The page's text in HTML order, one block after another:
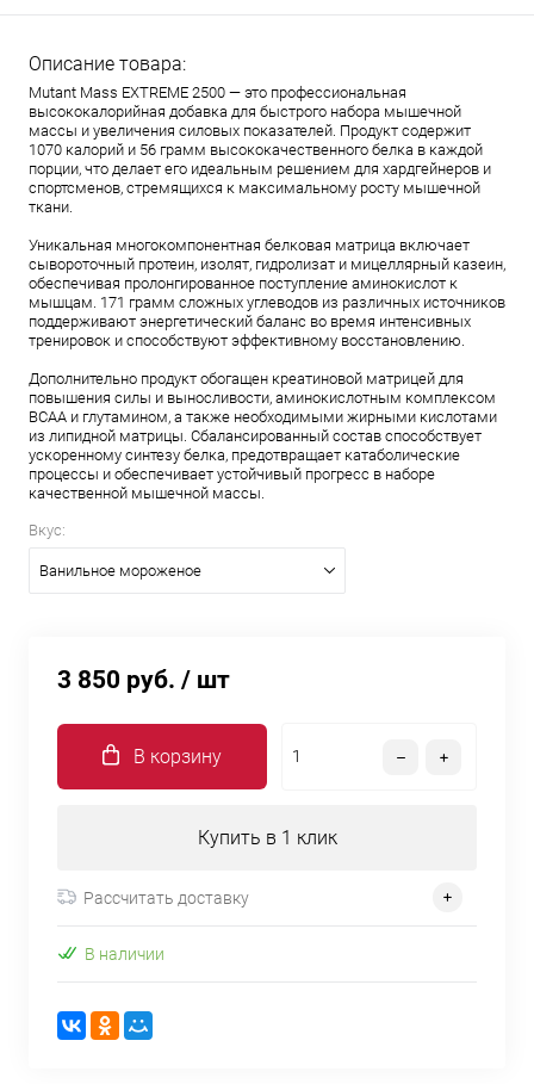
Описание товара:
Mutant Mass EXTREME 2500 — это профессиональная
высококалорийная добавка для быстрого набора мышечной
массы и увеличения силовых показателей. Продукт содержит
1070 калорий и 56 грамм высококачественного белка в каждой
порции, что делает его идеальным решением для хардгейнеров и
спортсменов, стремящихся к максимальному росту мышечной
ткани.
Уникальная многокомпонентная белковая матрица включает
сывороточный протеин, изолят, гидролизат и мицеллярный казеин,
обеспечивая пролонгированное поступление аминокислот к
мышцам. 171 грамм сложных углеводов из различных источников
поддерживают энергетический баланс во время интенсивных
тренировок и способствуют эффективному восстановлению.
Дополнительно продукт обогащен креатиновой матрицей для
повышения силы и выносливости, аминокислотным комплексом
BCAA и глутамином, а также необходимыми жирными кислотами
из липидной матрицы. Сбалансированный состав способствует
ускоренному синтезу белка, предотвращает катаболические
процессы и обеспечивает устойчивый прогресс в наборе
качественной мышечной массы.
Вкус:
Ванильное мороженое
3 850 руб. / шт
В корзину
Купить в 1 клик
Рассчитать доставку
В наличии